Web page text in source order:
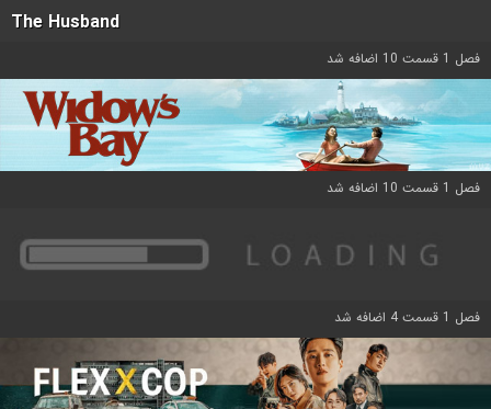
The Husband
فصل 1 قسمت 10 اضافه شد
فصل 1 قسمت 10 اضافه شد
فصل 1 قسمت 4 اضافه شد